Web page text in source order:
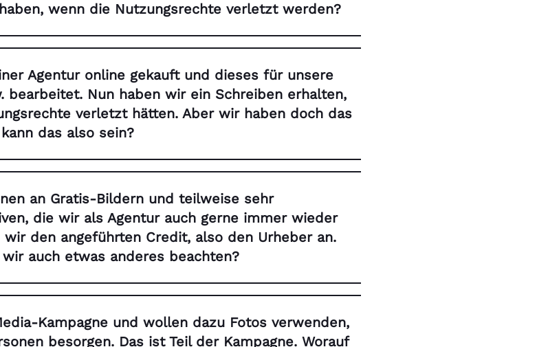
wenn die Nutzungsrechte verletzt werden?
Agentur online gekauft und dieses für unsere
bearbeitet. Nun haben wir ein Schreiben erhalten,
verletzt hätten. Aber wir haben doch das
das also sein?
an Gratis-Bildern und teilweise sehr
die wir als Agentur auch gerne immer wieder
wir den angeführten Credit, also den Urheber an.
auch etwas anderes beachten?
Kampagne und wollen dazu Fotos verwenden,
besorgen. Das ist Teil der Kampagne. Worauf